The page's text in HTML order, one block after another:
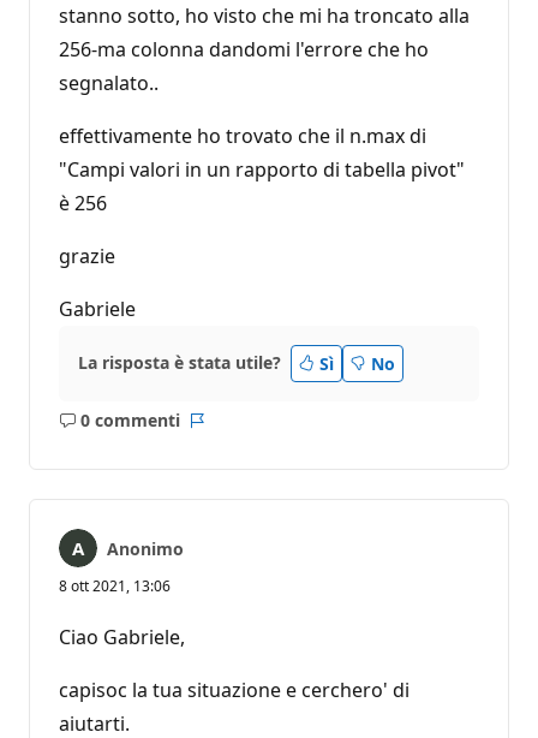
stanno sotto, ho visto che mi ha troncato alla
256-ma colonna dandomi l'errore che ho
segnalato..
effettivamente ho trovato che il n.max di
"Campi valori in un rapporto di tabella pivot"
è 256
grazie
Gabriele
La risposta è stata utile? Sì No
0 commenti
Nessun
Anonimo
8 ott 2021, 13:06
Ciao Gabriele,
capisoc la tua situazione e cerchero' di
aiutarti.